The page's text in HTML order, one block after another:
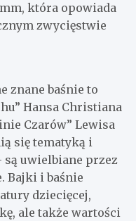
która opowiada
zwycięstwie
znane baśnie to
Hansa Christiana
Czarów” Lewisa
się tematyką i
są uwielbiane przez
Bajki i baśnie
dziecięcej,
ale także wartości